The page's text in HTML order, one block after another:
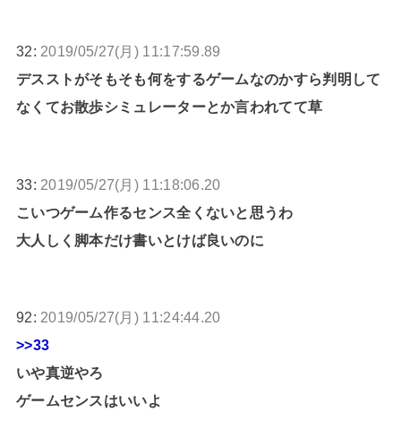
32: 2019/05/27(月) 11:17:59.89
デスストがそもそも何をするゲームなのかすら判明して
なくてお散歩シミュレーターとか言われてて草
33: 2019/05/27(月) 11:18:06.20
こいつゲーム作るセンス全くないと思うわ
大人しく脚本だけ書いとけば良いのに
92: 2019/05/27(月) 11:24:44.20
>>33
いや真逆やろ
ゲームセンスはいいよ